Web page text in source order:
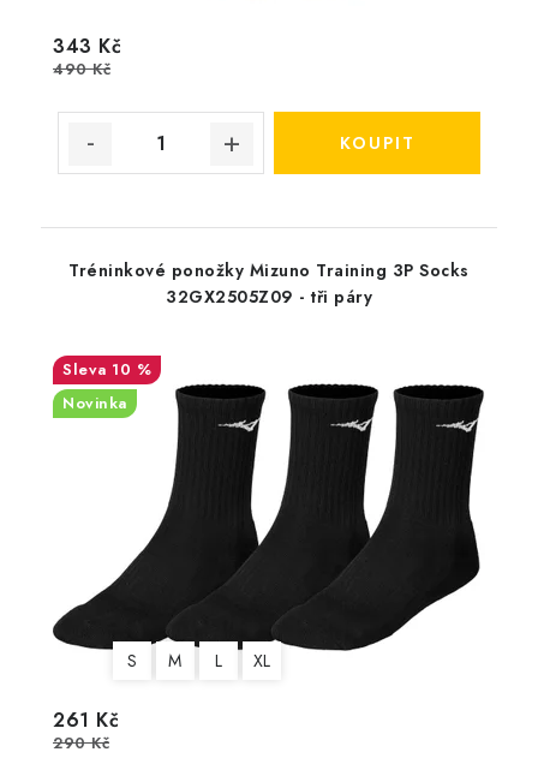
343 Kč
490 Kč
Tréninkové ponožky Mizuno Training 3P Socks
32GX2505Z09 - tři páry
10 %
Novinka
S M L XL
261 Kč
290 Kč